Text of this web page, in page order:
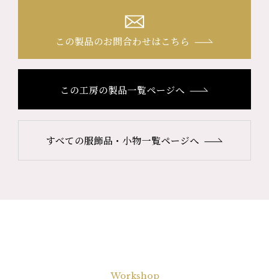
この製品のお問合わせはこちら
この工房の製品一覧ページへ
すべての服飾品・小物一覧ページへ
Workshop